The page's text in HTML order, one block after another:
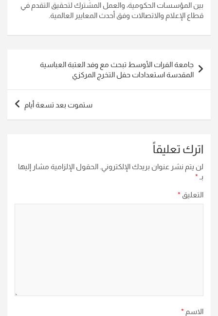
بين المؤسسات الحكومية، والعمل المشترك لتحقيق التقدم في
قطاع الإعلام والاتصالات وفق أحدث المعايير العالمية.
المقالات
جامعة الفرات الأوسط تبحث مع وفد العتبة العباسية
المقدسة استعدادات حفل التخرج المركزي
ستموت بعد تسعة أيام
اترك تعليقاً
لن يتم نشر عنوان بريدك الإلكتروني. الحقول الإلزامية مشار إليها
بـ *
التعليق *
الاسم *